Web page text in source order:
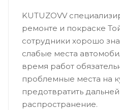
KUTUZOVV
ремонте и покраске
сотрудники хорошо
слабые места
время работ
проблемные места на
предотвратить
распространение.